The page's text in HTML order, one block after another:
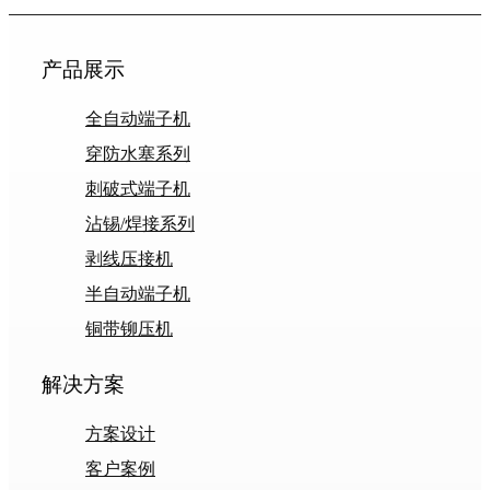
产品展示
全自动端子机
穿防水塞系列
刺破式端子机
沾锡/焊接系列
剥线压接机
半自动端子机
铜带铆压机
解决方案
方案设计
客户案例